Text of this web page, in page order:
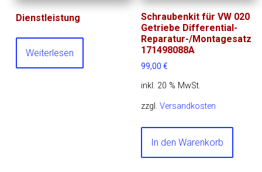
Dienstleistung
Weiterlesen
Schraubenkit für VW 020
Getriebe Differential-
Reparatur-/Montagesatz
171498088A
99,00 €
inkl. 20 % MwSt.
zzgl. Versandkosten
In den Warenkorb